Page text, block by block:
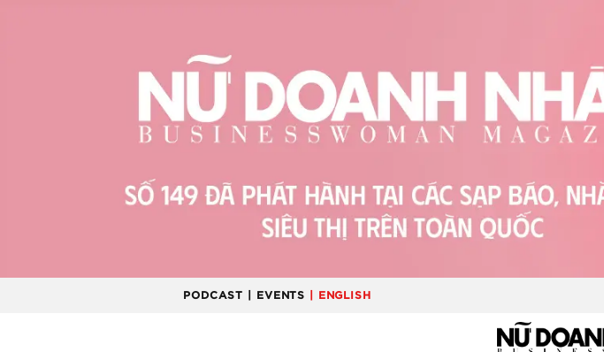
PODCAST | EVENTS | ENGLISH